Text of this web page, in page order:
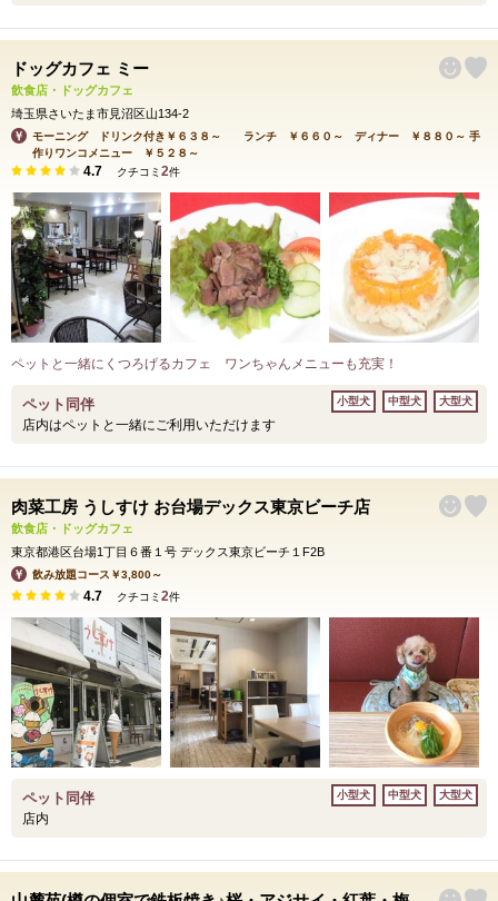
ドッグカフェ ミー
飲食店・ドッグカフェ
埼玉県さいたま市見沼区山134-2
モーニング ドリンク付き￥６３８～ ランチ ￥６６０～ ディナー ￥８８０～ 手
作りワンコメニュー ￥５２８～
4.7 クチコミ 2件
ペットと一緒にくつろげるカフェ ワンちゃんメニューも充実！
ペット同伴
店内はペットと一緒にご利用いただけます
小型犬 中型犬 大型犬
肉菜工房 うしすけ お台場デックス東京ビーチ店
飲食店・ドッグカフェ
東京都港区台場1丁目６番１号 デックス東京ビーチ１F2B
飲み放題コース￥3,800～
4.7 クチコミ 2件
ペット同伴
店内
小型犬 中型犬 大型犬